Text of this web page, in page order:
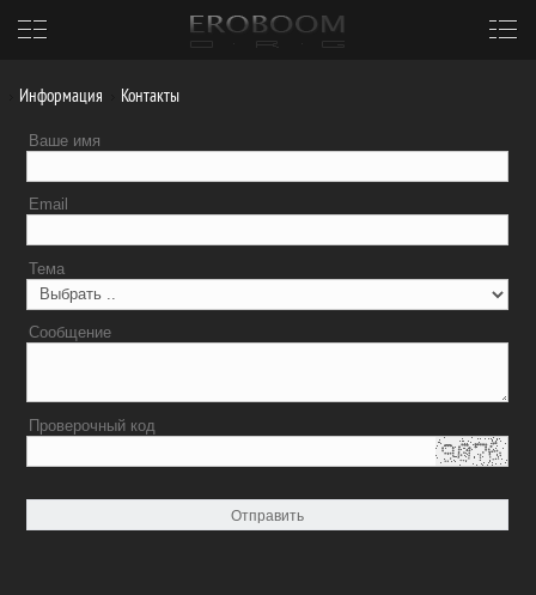
Информация Контакты
Ваше имя
Email
Тема
Сообщение
Проверочный код